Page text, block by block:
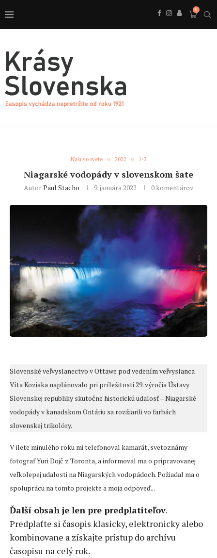
0
Naši vo svete 2022 1-2
Niagarské vodopády v slovenskom šate
AutorPaul Stacho 9. januára 2022 0 komentárov
Slovenské veľvyslanectvo v Ottawe pod vedením veľvyslanca
Víta Koziaka naplánovalo pri príležitosti 29. výročia Ústavy
Slovenskej republiky skutočne historickú udalosť – Niagarské
vodopády v kanadskom Ontáriu sa rozžiarili vo farbách
slovenskej trikolóry.
V ilete minulého roku mi telefonoval kamarát, svetoznámy
fotograf Yuri Dojč z Toronta, a informoval ma o pripravovanej
veľkolepej udalosti na Niagarských vodopádoch. Požiadal ma o
spoluprácu na tomto projekte a moja odpoveď...
Ďalší obsah je len pre predplatiteľov.
Predplaťte si časopis klasicky, elektronicky alebo
kombinovane a získajte prístup do archívu
časopisu na celý rok.